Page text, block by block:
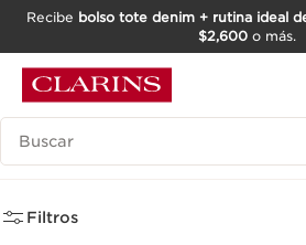
IR AL PIE DE PÁGINA
Recibe bolso tote denim + rutina ideal
$2,600o más.
Buscar
Summer Sale (22)
Filtros